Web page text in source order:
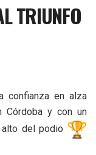
TRIUNFO
confianza en alza
Córdoba y con un
del podio